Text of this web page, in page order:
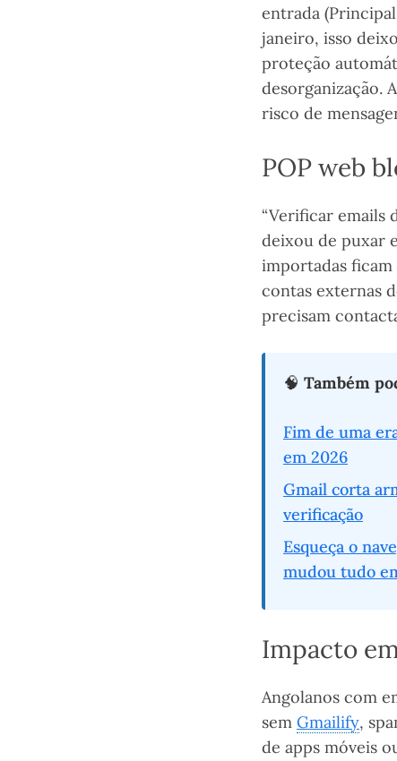
entrada
janeiro, isso
proteção
desorganização.
risco de
POP web
“Verificar emails
deixou de puxar
importadas
contas externas
precisam
🧠 Também
Fim de uma
em 2026
Gmail corta
verificação
Esqueça o
mudou tudo
Impacto
Angolanos com
sem Gmailify,
de apps móveis